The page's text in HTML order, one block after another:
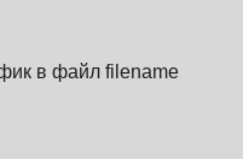
в файл filename